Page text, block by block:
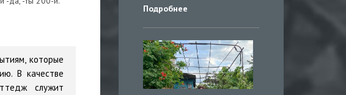
которые
В качестве
служит
Подробнее